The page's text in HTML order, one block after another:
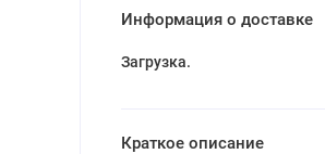
Информация о доставке
Загрузка...
Краткое описание